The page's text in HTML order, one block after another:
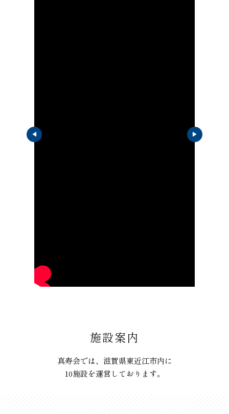
施設案内
真寿会では、滋賀県東近江市内に
10施設を運営しております。